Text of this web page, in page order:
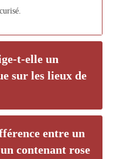
t-elle un
sur les lieux de
entre un
contenant rose